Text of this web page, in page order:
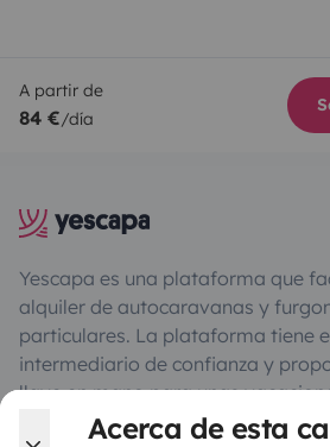
Acerca de esta
A partir de
84 €/día
Yescapa es una plataforma que
alquiler de autocaravanas y
particulares. La plataforma tiene
intermediario de confianza y
llave en mano para unas
seguridad.